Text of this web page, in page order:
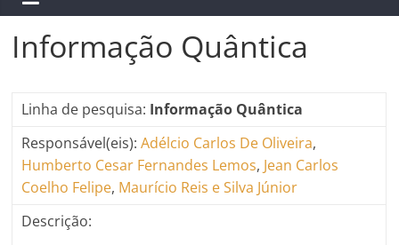
Informação Quântica
Linha de pesquisa: Informação Quântica
Responsável(eis):Adélcio Carlos De Oliveira,
Humberto Cesar Fernandes Lemos, Jean Carlos
Coelho Felipe, Maurício Reis e Silva Júnior
Descrição: